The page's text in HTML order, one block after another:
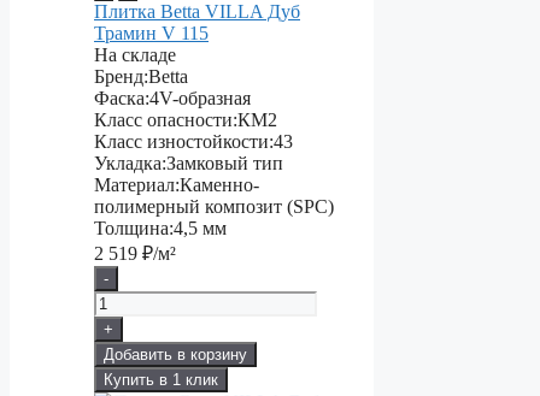
Плитка Betta VILLA Дуб
Трамин V 115
На складе
Бренд:Betta
Фаска:4V-образная
Класс опасности:КМ2
Класс изностойкости:43
Укладка:Замковый тип
Материал:Каменно-
полимерный композит (SPC)
Толщина:4,5 мм
2 519 ₽/м²
-
+
Добавить в корзину
Купить в 1 клик